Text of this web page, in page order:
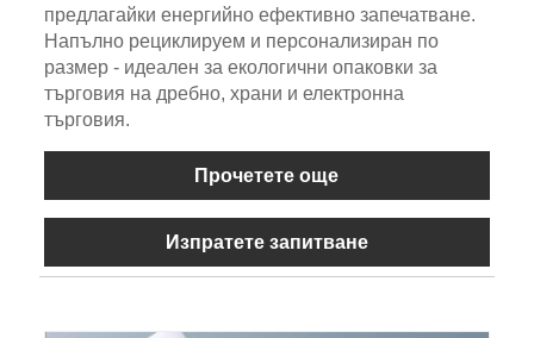
предлагайки енергийно ефективно запечатване.
Напълно рециклируем и персонализиран по
размер - идеален за екологични опаковки за
търговия на дребно, храни и електронна
търговия.
Прочетете още
Изпратете запитване